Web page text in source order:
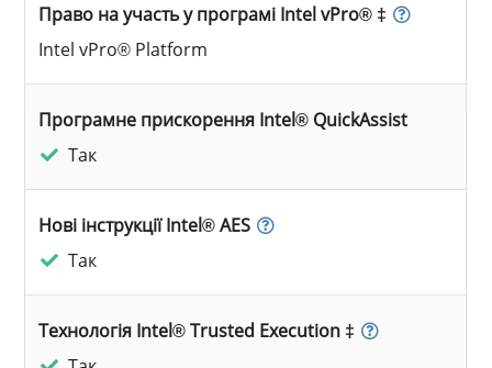
Право на участь у програмі Intel vPro® ‡
Intel vPro® Platform
Програмне прискорення Intel® QuickAssist
Так
Нові інструкції Intel® AES
Так
Технологія Intel® Trusted Execution ‡